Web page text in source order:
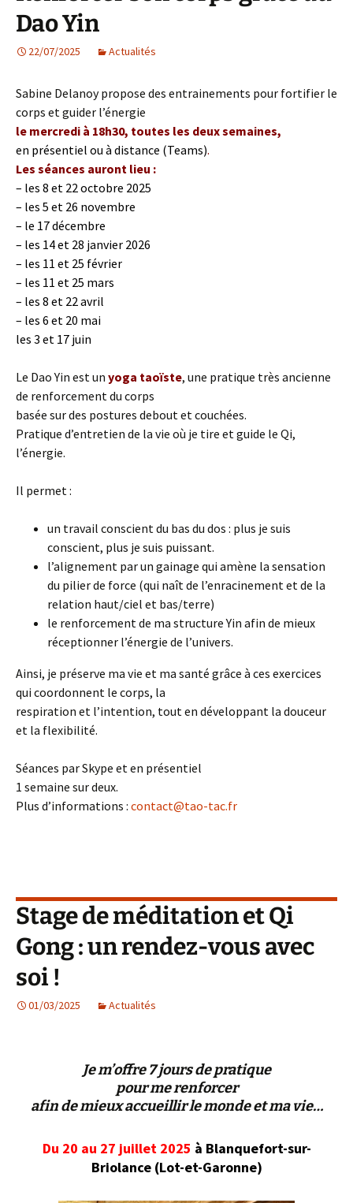
Dao Yin
22/07/2025 Actualités
Sabine Delanoy propose des entrainements pour fortifier le
corps et guider l’énergie
le mercredi à 18h30, toutes les deux semaines,
en présentiel ou à distance (Teams).
Les séances auront lieu :
– les 8 et 22 octobre 2025
– les 5 et 26 novembre
– le 17 décembre
– les 14 et 28 janvier 2026
– les 11 et 25 février
– les 11 et 25 mars
– les 8 et 22 avril
– les 6 et 20 mai
les 3 et 17 juin
Le Dao Yin est un yoga taoïste, une pratique très ancienne
de renforcement du corps
basée sur des postures debout et couchées.
Pratique d’entretien de la vie où je tire et guide le Qi,
l’énergie.
Il permet :
un travail conscient du bas du dos : plus je suis
conscient, plus je suis puissant.
l’alignement par un gainage qui amène la sensation
du pilier de force (qui naît de l’enracinement et de la
relation haut/ciel et bas/terre)
le renforcement de ma structure Yin afin de mieux
réceptionner l’énergie de l’univers.
Ainsi, je préserve ma vie et ma santé grâce à ces exercices
qui coordonnent le corps, la
respiration et l’intention, tout en développant la douceur
et la flexibilité.
Séances par Skype et en présentiel
1 semaine sur deux.
Plus d’informations : contact@tao-tac.fr
Stage de méditation et Qi
Gong : un rendez-vous avec
soi !
01/03/2025 Actualités
Je m’offre 7 jours de pratique
pour me renforcer
afin de mieux accueillir le monde et ma vie…
Du 20 au 27 juillet 2025 à Blanquefort-sur-
Briolance (Lot-et-Garonne)